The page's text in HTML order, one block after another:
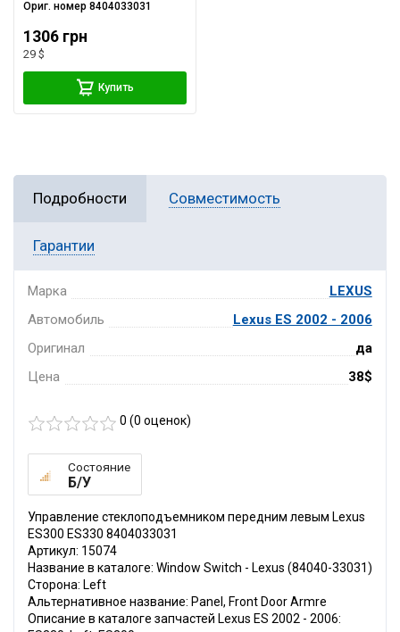
Ориг. номер8404033031
1306 грн
29 $
Купить
Подробности Совместимость
Гарантии
Марка
LEXUS
Автомобиль
Lexus ES 2002 - 2006
Оригинал
да
Цена
38$
0 (0 оценок)
Состояние
Б/У
Управление стеклоподъемником передним левым Lexus
ES300 ES330 8404033031
Артикул: 15074
Название в каталоге: Window Switch - Lexus (84040-33031)
Сторона: Left
Альтернативное название: Panel, Front Door Armre
Описание в каталоге запчастей Lexus ES 2002 - 2006: